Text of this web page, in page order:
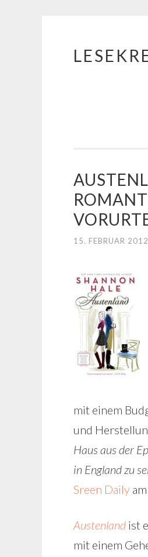
Springe
15. FEBRUAR 2012
mit einem
und
Haus aus der
in England zu
Sreen Daily
Austenland ist
mit einem